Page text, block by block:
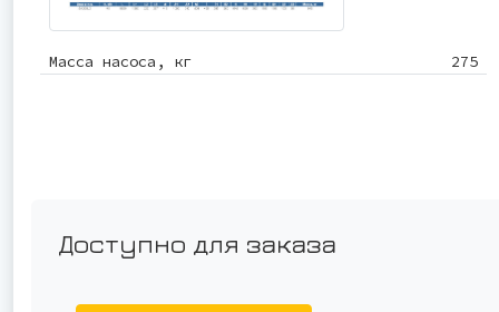
Масса насоса, кг 275
Доступно для заказа